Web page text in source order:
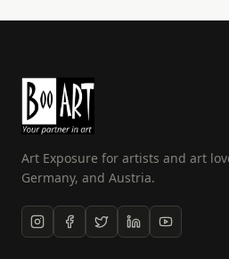
Artnoel.nl gestart. Door de
zitten vol fantasie! Als je goed
wel een ‘foutje’: verhouding
composities die niet kloppen
verschillende materialen
wonderlijke ontwerpen! Voor
illustratie combineert Noël
potlood, Oost-Indische Inkt,
Art Exposure for artists and art
Germany, and Austria.